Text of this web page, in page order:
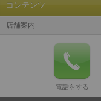
コンテンツ
店舗案内
電話をする